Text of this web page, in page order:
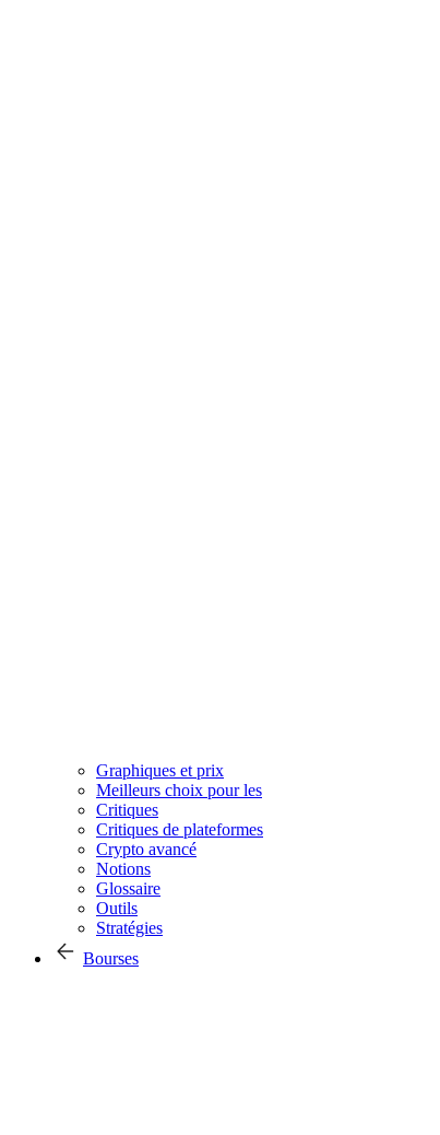
Graphiques et prix
Meilleurs choix pour les
Critiques
Critiques de plateformes
Crypto avancé
Notions
Glossaire
Outils
Stratégies
Bourses